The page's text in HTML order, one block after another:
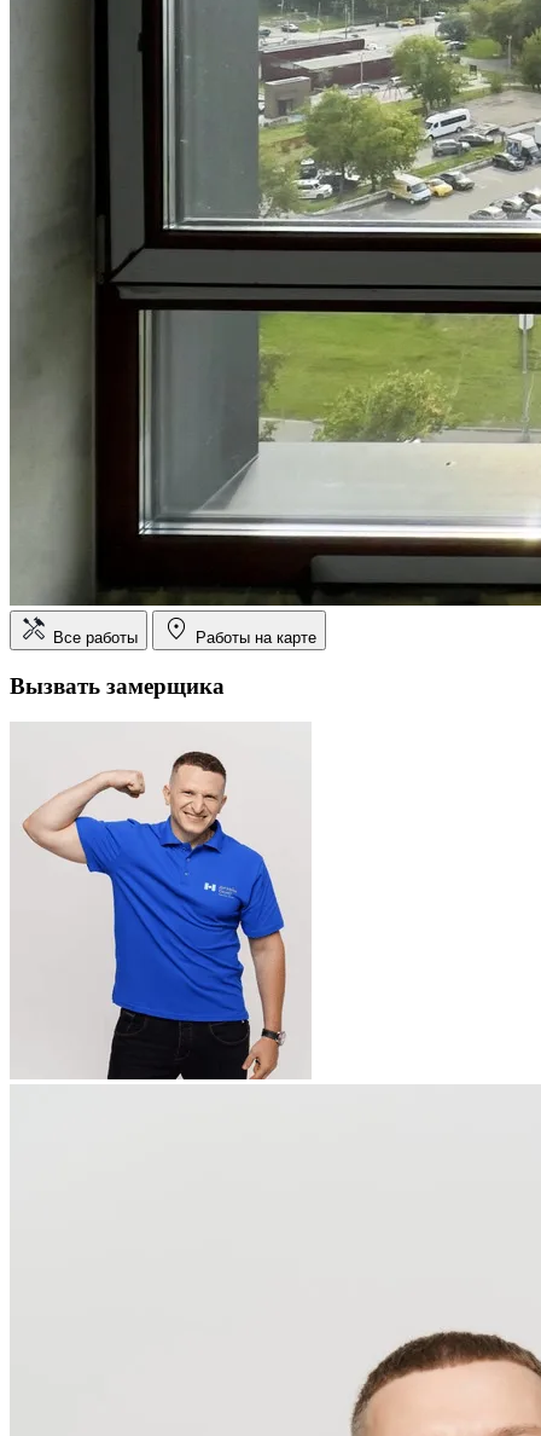
Все работы Работы на карте
Вызвать замерщика